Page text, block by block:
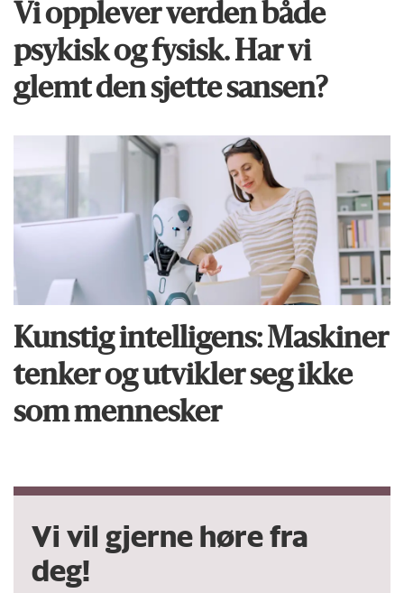
Vi opplever verden både
psykisk og fysisk. Har vi
glemt den sjette sansen?
Kunstig intelligens: Maskiner
tenker og utvikler seg ikke
som mennesker
Vi vil gjerne høre fra
deg!